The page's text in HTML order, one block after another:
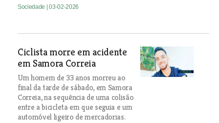
Sociedade | 03-02-2026
Ciclista morre em acidente
em Samora Correia
Um homem de 33 anos morreu ao
final da tarde de sábado, em Samora
Correia, na sequência de uma colisão
entre a bicicleta em que seguia e um
automóvel ligeiro de mercadorias.